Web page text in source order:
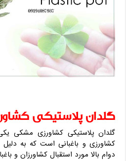
گلدان پلاستیکی
گلدان پلاستیکی کشاورزی مشکی یکی
کشاورزی و باغبانی است که به
دوام بالا مورد استقبال کشاورزان و